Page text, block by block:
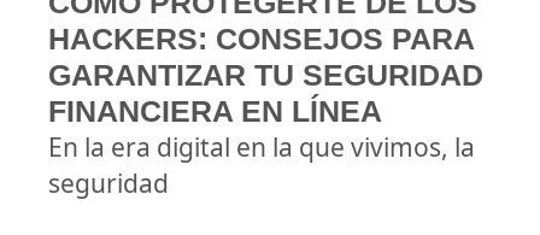
HACKERS: CONSEJOS PARA
GARANTIZAR TU SEGURIDAD
FINANCIERA EN LÍNEA
En la era digital en la que vivimos, la
seguridad